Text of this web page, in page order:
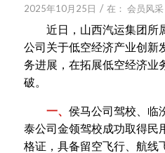
2025年10月25日 / 在： 会员风采
近日，山西汽运集团所
公司关于低空经济产业创新
务进展，在拓展低空经济业
破。
一、 侯马公司驾校、临
泰公司金领驾校成功取得民
格证，具备留空飞行、航线